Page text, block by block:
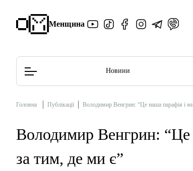
Менщина
Редакційна політика
Новини
Головна Публікації Володимир Венгрин: “Це наша парафія і
Володимир Венгрин: “Це
за тим, де ми є”